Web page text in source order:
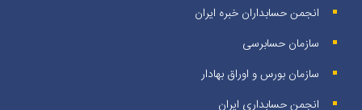
انجمن حسابداران خبره ايران
سازمان حسابرسی
سازمان بورس و اوراق بهادار
انجمن حسابداری ایران